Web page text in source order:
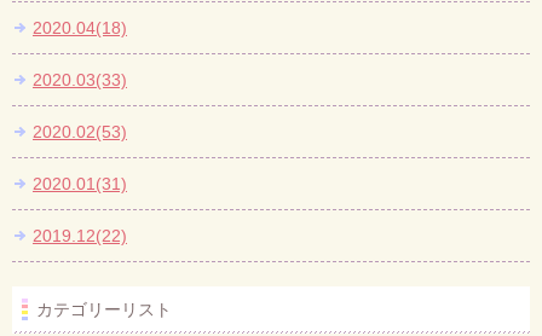
2020.04(18)
2020.03(33)
2020.02(53)
2020.01(31)
2019.12(22)
カテゴリーリスト